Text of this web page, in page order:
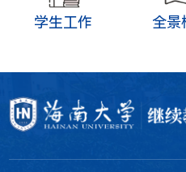
学生工作 全景